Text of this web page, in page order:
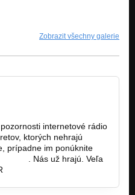
Zobrazit všechny galerie
internetové rádio
ktorých nehrajú
prípadne im ponúknite
. Nás už hrajú. Veľa